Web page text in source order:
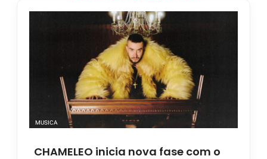
MUSICA
CHAMELEO inicia nova fase com o